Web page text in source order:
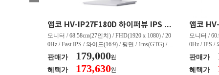
앱코 HV-IP27F180D 하이퍼뷰 IPS FHD 200 HDR 무결점
모니터 / 68.58cm(27인치) / FHD(1920 x 1080) / 20
0Hz / Fast IPS / 와이드(16:9) / 평면 / 1ms(GTG) / 3
50nit / 1,000:1 / 헤드폰 아웃 / LED 조명 / 틸트(상
하) / 6kg / [색상영역] / sRGB:128% / Adobe RGB:8
5% / DCI-P3:91% / NTSC:90% / [게임특화] / 조준
판매가 179,000원
혜택가 173,630원
모니터 /
0Hz / IPS /
50nit /
하) / 4.9kg
80% / DCI-
판매가
혜택가